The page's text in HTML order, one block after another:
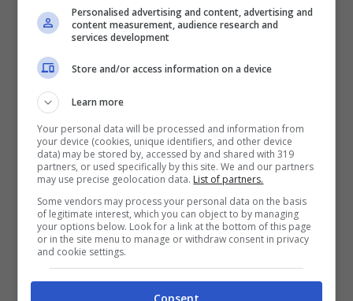
stessi quando muore un bambino, ma con
questa malattia non hai possibilità a meno
che non la noti subito“.
Howarth consiglia a tutti i genitori di
chiedere ai medici: “ potrebbe essere
sepsi?”.Se questa malattia viene
individuata subito e non ha ancora colpito
organi vitali può essere trattata con
antibiotici.
Personalised advertising and content, advertising and
content measurement, audience research and
services development
Store and/or access information on a device
Learn more
Your personal data will be processed and information from
your device (cookies, unique identifiers, and other device
data) may be stored by, accessed by and shared with 319
partners, or used specifically by this site. We and our partners
may use precise geolocation data. List of partners.
Some vendors may process your personal data on the basis
of legitimate interest, which you can object to by managing
your options below. Look for a link at the bottom of this page
or in the site menu to manage or withdraw consent in privacy
and cookie settings.